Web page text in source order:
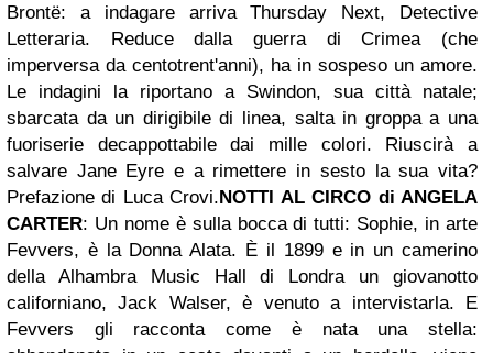
Brontë: a indagare arriva Thursday Next, Detective
Letteraria. Reduce dalla guerra di Crimea (che
imperversa da centotrent'anni), ha in sospeso un amore.
Le indagini la riportano a Swindon, sua città natale;
sbarcata da un dirigibile di linea, salta in groppa a una
fuoriserie decappottabile dai mille colori. Riuscirà a
salvare Jane Eyre e a rimettere in sesto la sua vita?
Prefazione di Luca Crovi.NOTTI AL CIRCO di ANGELA
CARTER: Un nome è sulla bocca di tutti: Sophie, in arte
Fevvers, è la Donna Alata. È il 1899 e in un camerino
della Alhambra Music Hall di Londra un giovanotto
californiano, Jack Walser, è venuto a intervistarla. E
Fevvers gli racconta come è nata una stella: